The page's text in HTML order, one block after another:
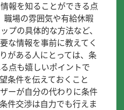
報を知ることができる点
職場の雰囲気や有給休暇
プの具体的な方法など、
な情報を事前に教えてく
がある人にとっては、条
点も嬉しいポイントで
条件を伝えておくこと
ーが自分の代わりに条件
件交渉は自力でも行えま